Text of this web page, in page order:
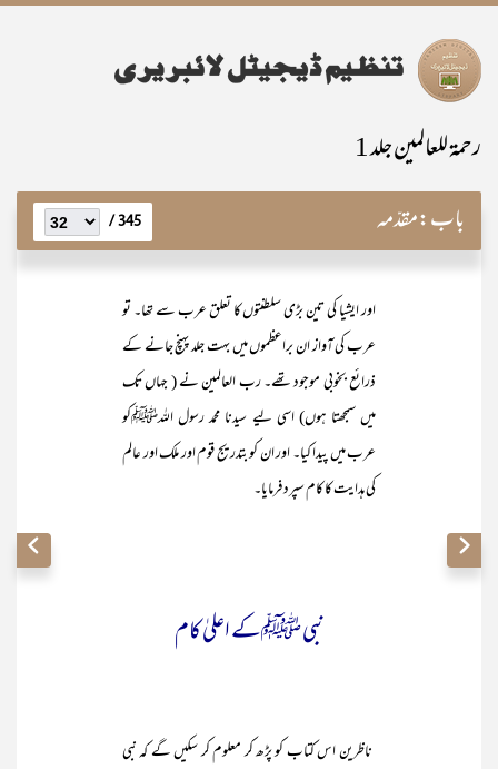
رحمۃ للعالمین جلد 1
باب:مقدّمہ 345 /
اور ایشیا کی تین بڑی سلطنتوں کا تعلق عرب سے تھا۔ تو
عرب کی آواز ان براعظموں میں بہت جلد پہنچ جانے کے
ذرائع بخوبی موجود تھے۔ رب العالمین نے ( جہاں تک
میں سمجھتا ہوں) اسی لیے سیدنا محمد رسول اللہﷺکو
عرب میں پیدا کیا۔ اور ان کو بتدریج قوم اور ملک اور عالم
کی ہدایت کا کام سپرد فرمایا۔
نبی ﷺکے اعلیٰ کام
ناظرین اس کتاب کو پڑھ کر معلوم کر سکیں گے کہ نبی